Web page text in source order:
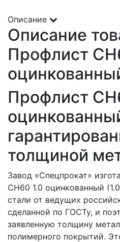
Описание
Описание
Профлист
Профлист
толщиной
Завод «Спецпрокат»
СН60 1.0 оцинкованный
стали от ведущих
сделанной по ГОСТу, и
заявленную толщину
полимерного покрытий.